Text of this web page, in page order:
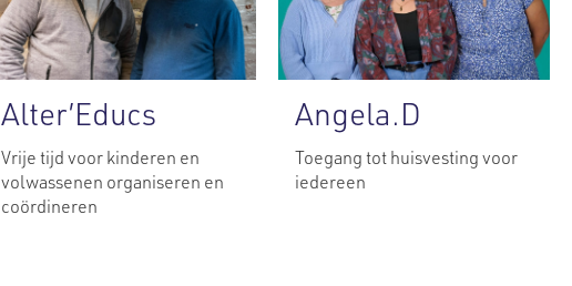
Alter’Educs
Vrije tijd voor kinderen en
volwassenen organiseren en
coördineren
Angela.D
Toegang tot huisvesting voor
iedereen